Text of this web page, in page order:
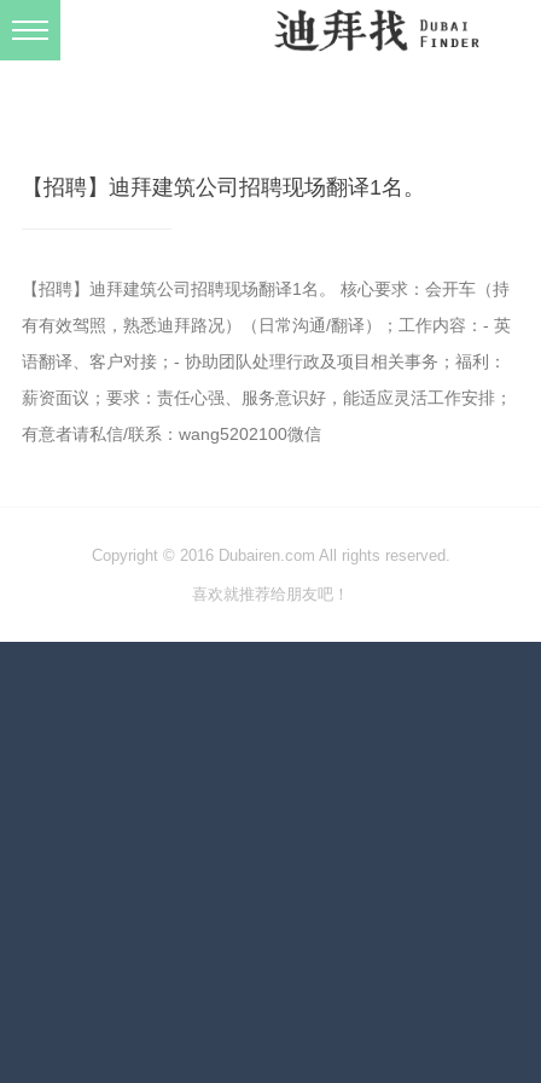
【招聘】迪拜建筑公司招聘现场翻译1名。
【招聘】迪拜建筑公司招聘现场翻译1名。 核心要求：会开车（持
有有效驾照，熟悉迪拜路况）（日常沟通/翻译）；工作内容：- 英
语翻译、客户对接；- 协助团队处理行政及项目相关事务；福利：
薪资面议；要求：责任心强、服务意识好，能适应灵活工作安排；
有意者请私信/联系：wang5202100微信
Copyright © 2016 Dubairen.com All rights reserved.
喜欢就推荐给朋友吧！